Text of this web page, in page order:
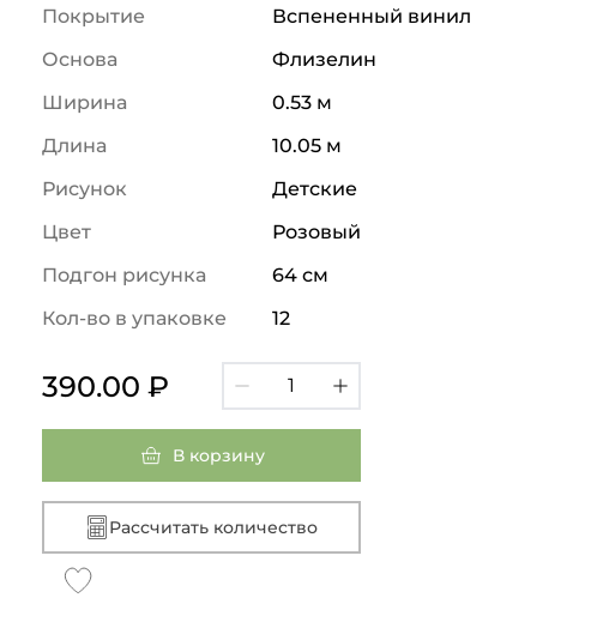
Покрытие
Вспененный винил
Основа
Флизелин
Ширина
0.53 м
Длина
10.05 м
Рисунок
Детские
Цвет
Розовый
Подгон рисунка
64 см
Кол-во в упаковке
12
390.00 ₽
В корзину
Рассчитать количество